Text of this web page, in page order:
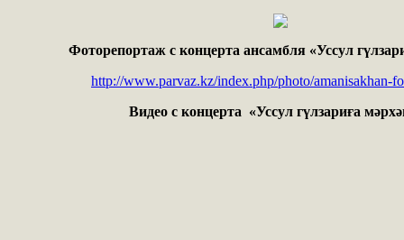
Фоторепортаж с концерта ансамбля «Уссул
http://www.parvaz.kz/index.php/photo/amanisakhan-
Видео с концерта «Уссул гүлзариға